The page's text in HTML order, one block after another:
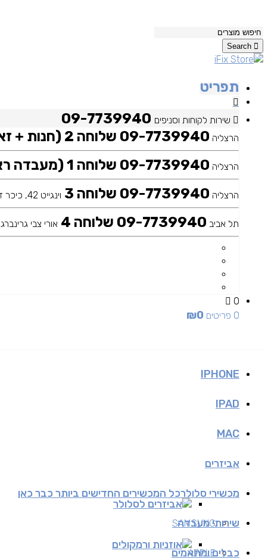
Search
תפריט
שירות לקוחות וסניפים
הרצליה 09-7739940 שלוחה 2 (חנות + זאפ)
הרצליה 09-7739940 שלוחה 1 (מעבדה ראשית)
הרצליה 09-7739940 שלוחה 3 וינגייט 42, כיכר דה שליט
תל אביב 09-7739940 שלוחה 4 אורי צבי גרינברג 25
0
0 פריטים
₪0
IPHONE
IPAD
MAC
אביזרים
אביזרים לסלולר
אוזניות ורמקולים
מכשירי סלולרכל המכשירים החדישים ביותר כבר כאן
SAMSUNG
APPLE
שירותי מעבדה
כבלים ומתאמים